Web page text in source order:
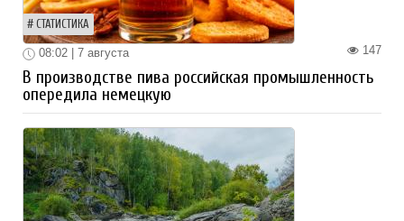
СТАТИСТИКА
147
08:02 | 7 августа
В производстве пива российская промышленность
опередила немецкую